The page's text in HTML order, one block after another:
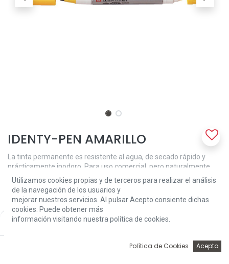
Price:
Add to Cart
IDENTY-PEN AMARILLO
La tinta permanente es resistente al agua, de secado rápido y
prácticamente inodoro. Para uso comercial, pero naturalmente
también ideal para todo tipo de aplicaciones creativas.
2,60€
Utilizamos cookies propias y de terceros para realizar el análisis
de la navegación de los usuarios y
mejorar nuestros servicios. Al pulsar Acepto consiente dichas
cookies. Puede obtener más
información visitando nuestra política de cookies.
Política de Cookies Acepto